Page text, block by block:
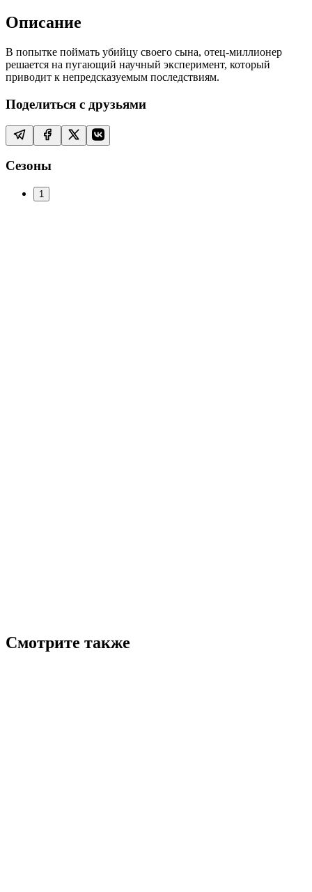
Описание
В попытке поймать убийцу своего сына, отец-миллионер
решается на пугающий научный эксперимент, который
приводит к непредсказуемым последствиям.
Поделиться с друзьями
Сезоны
1
Смотрите также